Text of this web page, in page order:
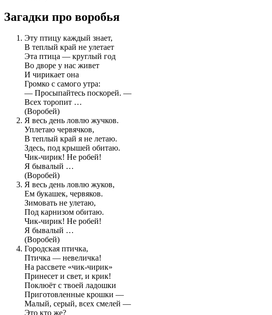
Загадки про воробья
Эту птицу каждый знает,
В теплый край не улетает
Эта птица — круглый год
Во дворе у нас живет
И чирикает она
Громко с самого утра:
— Просыпайтесь поскорей. —
Всех торопит …
(Воробей)
Я весь день ловлю жучков.
Уплетаю червячков,
В теплый край я не летаю.
Здесь, под крышей обитаю.
Чик-чирик! Не робей!
Я бывалый …
(Воробей)
Я весь день ловлю жуков,
Ем букашек, червяков.
Зимовать не улетаю,
Под карнизом обитаю.
Чик-чирик! Не робей!
Я бывалый …
(Воробей)
Городская птичка,
Птичка — невеличка!
На рассвете «чик-чирик»
Принесет и свет, и крик!
Поклюёт с твоей ладошки
Приготовленные крошки —
Малый, серый, всех смелей —
Это кто же?